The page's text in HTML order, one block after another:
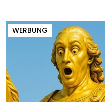
WERBUNG